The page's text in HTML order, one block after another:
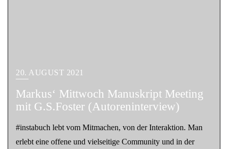
20. AUGUST 2021
Markus‘ Mittwoch Manuskript Meeting
mit G.S.Foster (Autoreninterview)
#instabuch lebt vom Mitmachen, von der Interaktion. Man
erlebt eine offene und vielseitige Community und in der